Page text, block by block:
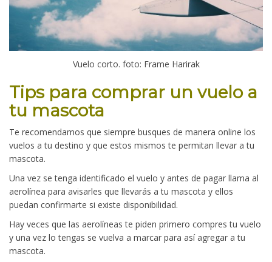
Vuelo corto. foto: Frame Harirak
Tips para comprar un vuelo a
tu mascota
Te recomendamos que siempre busques de manera online los
vuelos a tu destino y que estos mismos te permitan llevar a tu
mascota.
Una vez se tenga identificado el vuelo y antes de pagar llama al
aerolínea para avisarles que llevarás a tu mascota y ellos
puedan confirmarte si existe disponibilidad.
Hay veces que las aerolíneas te piden primero compres tu vuelo
y una vez lo tengas se vuelva a marcar para así agregar a tu
mascota.